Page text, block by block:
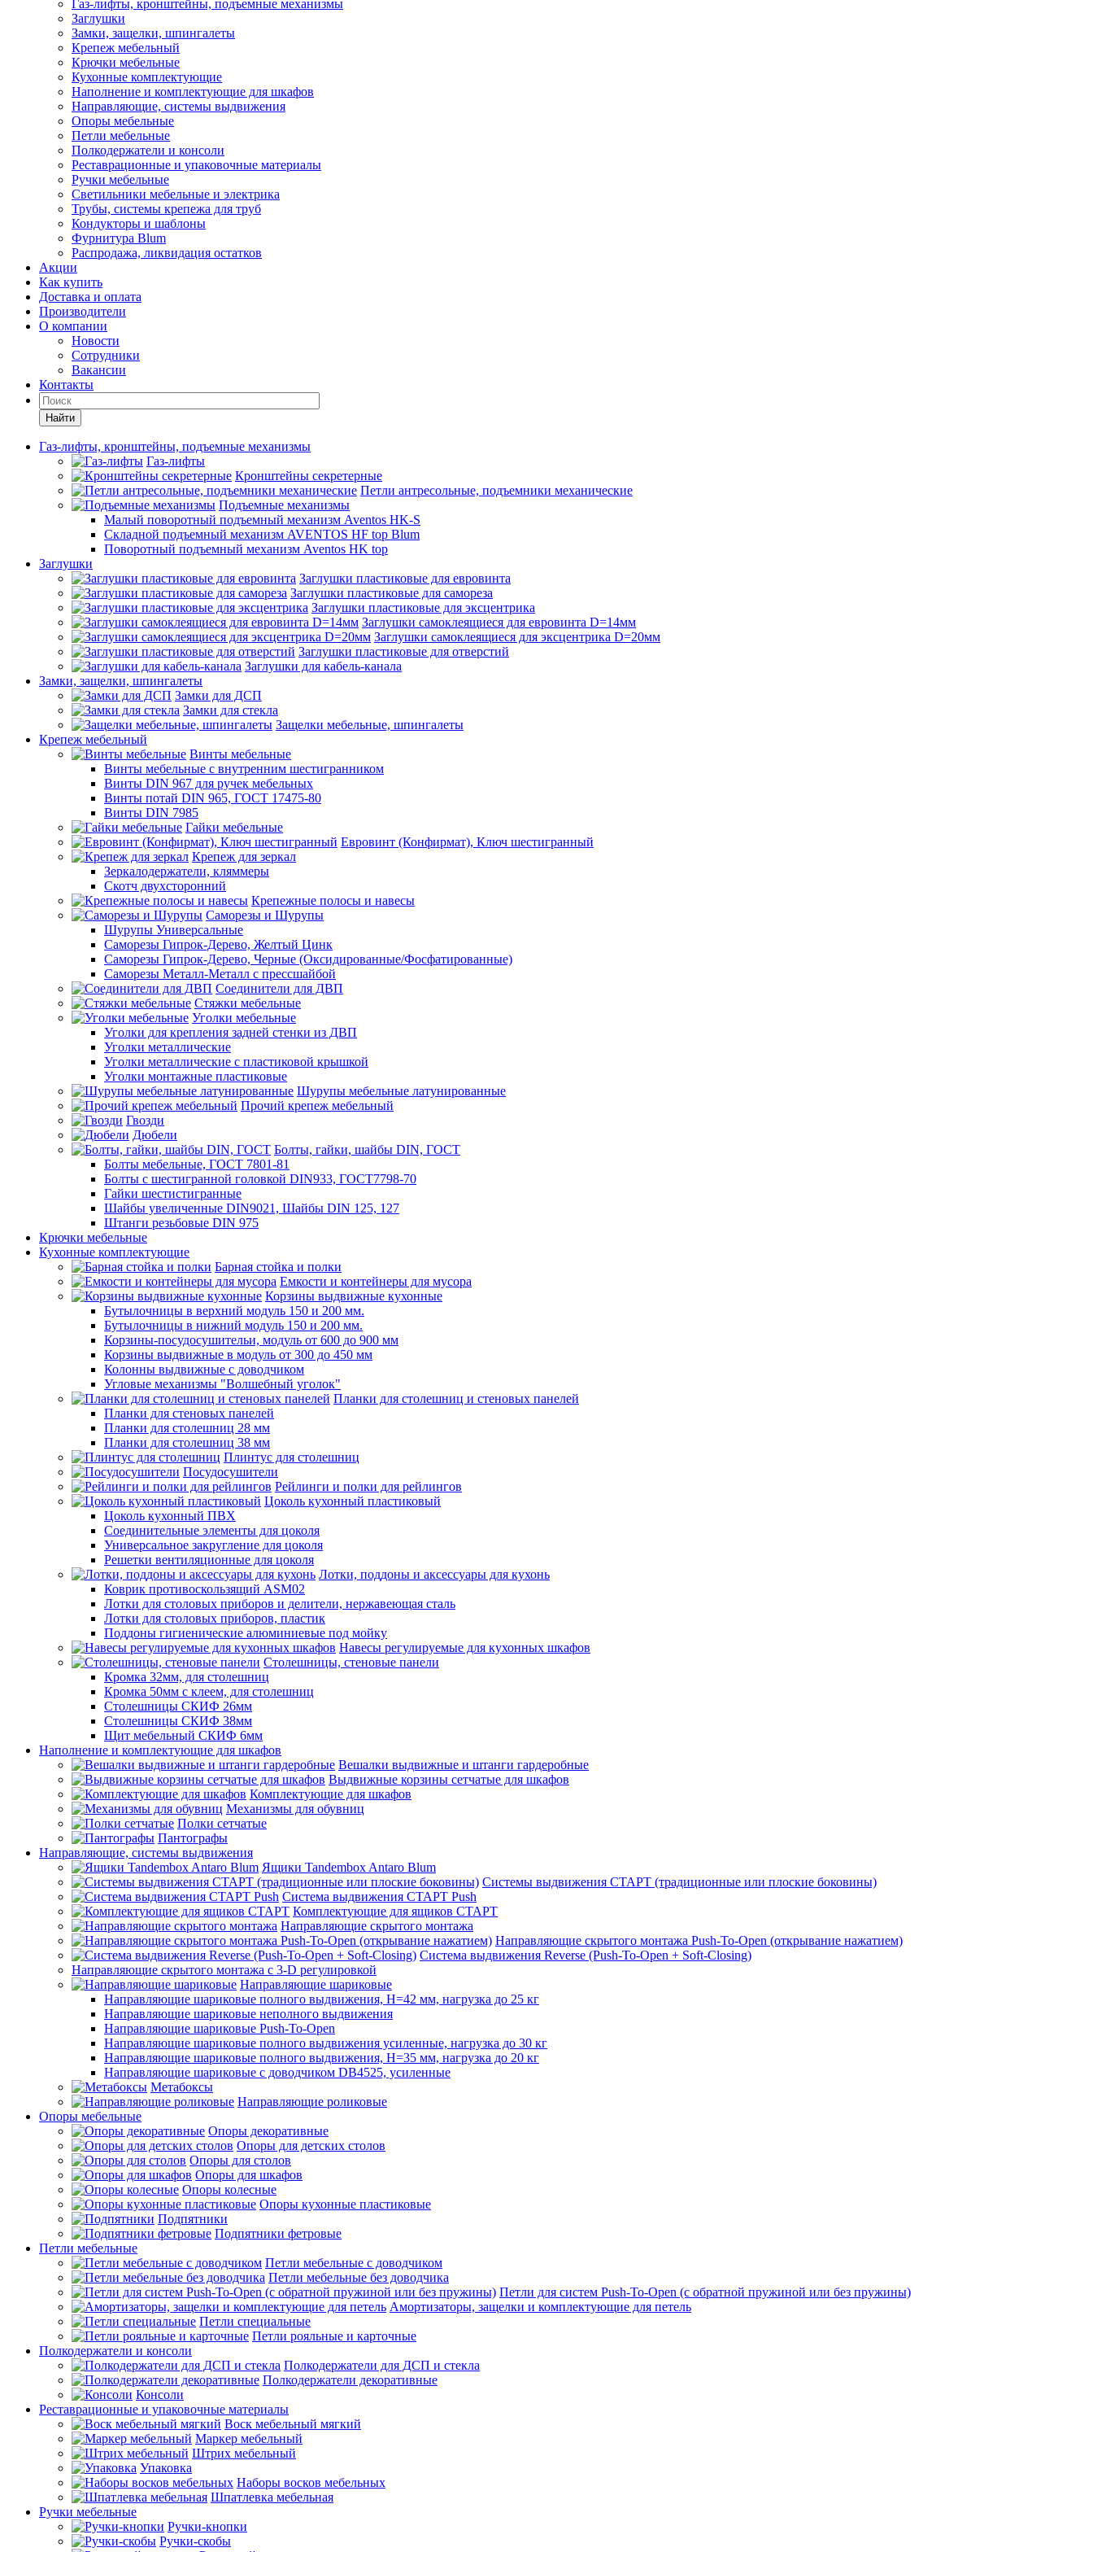
Газ-лифты, кронштейны, подъемные механизмы
Заглушки
Замки, защелки, шпингалеты
Крепеж мебельный
Крючки мебельные
Кухонные комплектующие
Наполнение и комплектующие для шкафов
Направляющие, системы выдвижения
Опоры мебельные
Петли мебельные
Полкодержатели и консоли
Реставрационные и упаковочные материалы
Ручки мебельные
Светильники мебельные и электрика
Трубы, системы крепежа для труб
Кондукторы и шаблоны
Фурнитура Blum
Распродажа, ликвидация остатков
Акции
Как купить
Доставка и оплата
Производители
О компании
Новости
Сотрудники
Вакансии
Контакты
Найти
Газ-лифты, кронштейны, подъемные механизмы
Газ-лифты
Кронштейны секретерные
Петли антресольные, подъемники механические
Подъемные механизмы
Малый поворотный подъемный механизм Aventos HK-S
Складной подъемный механизм AVENTOS HF top Blum
Поворотный подъемный механизм Aventos HK top
Заглушки
Заглушки пластиковые для евровинта
Заглушки пластиковые для самореза
Заглушки пластиковые для эксцентрика
Заглушки самоклеящиеся для евровинта D=14мм
Заглушки самоклеящиеся для эксцентрика D=20мм
Заглушки пластиковые для отверстий
Заглушки для кабель-канала
Замки, защелки, шпингалеты
Замки для ДСП
Замки для стекла
Защелки мебельные, шпингалеты
Крепеж мебельный
Винты мебельные
Винты мебельные с внутренним шестигранником
Винты DIN 967 для ручек мебельных
Винты потай DIN 965, ГОСТ 17475-80
Винты DIN 7985
Гайки мебельные
Евровинт (Конфирмат), Ключ шестигранный
Крепеж для зеркал
Зеркалодержатели, кляммеры
Скотч двухсторонний
Крепежные полосы и навесы
Саморезы и Шурупы
Шурупы Универсальные
Саморезы Гипрок-Дерево, Желтый Цинк
Саморезы Гипрок-Дерево, Черные (Оксидированные/Фосфатированные)
Саморезы Металл-Металл с прессшайбой
Соединители для ДВП
Стяжки мебельные
Уголки мебельные
Уголки для крепления задней стенки из ДВП
Уголки металлические
Уголки металлические с пластиковой крышкой
Уголки монтажные пластиковые
Шурупы мебельные латунированные
Прочий крепеж мебельный
Гвозди
Дюбели
Болты, гайки, шайбы DIN, ГОСТ
Болты мебельные, ГОСТ 7801-81
Болты с шестигранной головкой DIN933, ГОСТ7798-70
Гайки шестистигранные
Шайбы увеличенные DIN9021, Шайбы DIN 125, 127
Штанги резьбовые DIN 975
Крючки мебельные
Кухонные комплектующие
Барная стойка и полки
Емкости и контейнеры для мусора
Корзины выдвижные кухонные
Бутылочницы в верхний модуль 150 и 200 мм.
Бутылочницы в нижний модуль 150 и 200 мм.
Корзины-посудосушительи, модуль от 600 до 900 мм
Корзины выдвижные в модуль от 300 до 450 мм
Колонны выдвижные с доводчиком
Угловые механизмы "Волшебный уголок"
Планки для столешниц и стеновых панелей
Планки для стеновых панелей
Планки для столешниц 28 мм
Планки для столешниц 38 мм
Плинтус для столешниц
Посудосушители
Рейлинги и полки для рейлингов
Цоколь кухонный пластиковый
Цоколь кухонный ПВХ
Соединительные элементы для цоколя
Универсальное закругление для цоколя
Решетки вентиляционные для цоколя
Лотки, поддоны и аксессуары для кухонь
Коврик противоскользящий ASM02
Лотки для столовых приборов и делители, нержавеющая сталь
Лотки для столовых приборов, пластик
Поддоны гигиенические алюминиевые под мойку
Навесы регулируемые для кухонных шкафов
Столешницы, стеновые панели
Кромка 32мм, для столешниц
Кромка 50мм с клеем, для столешниц
Столешницы СКИФ 26мм
Столешницы СКИФ 38мм
Щит мебельный СКИФ 6мм
Наполнение и комплектующие для шкафов
Вешалки выдвижные и штанги гардеробные
Выдвижные корзины сетчатые для шкафов
Комплектующие для шкафов
Механизмы для обувниц
Полки сетчатые
Пантографы
Направляющие, системы выдвижения
Ящики Tandembox Antaro Blum
Системы выдвижения СТАРТ (традиционные или плоские боковины)
Система выдвижения СТАРТ Push
Комплектующие для ящиков СТАРТ
Направляющие скрытого монтажа
Направляющие скрытого монтажа Push-To-Open (открывание нажатием)
Система выдвижения Reverse (Push-To-Open + Soft-Closing)
Направляющие скрытого монтажа с 3-D регулировкой
Направляющие шариковые
Направляющие шариковые полного выдвижения, H=42 мм, нагрузка до 25 кг
Направляющие шариковые неполного выдвижения
Направляющие шариковые Push-To-Open
Направляющие шариковые полного выдвижения усиленные, нагрузка до 30 кг
Направляющие шариковые полного выдвижения, H=35 мм, нагрузка до 20 кг
Направляющие шариковые с доводчиком DB4525, усиленные
Метабоксы
Направляющие роликовые
Опоры мебельные
Опоры декоративные
Опоры для детских столов
Опоры для столов
Опоры для шкафов
Опоры колесные
Опоры кухонные пластиковые
Подпятники
Подпятники фетровые
Петли мебельные
Петли мебельные с доводчиком
Петли мебельные без доводчика
Петли для систем Push-To-Open (с обратной пружиной или без пружины)
Амортизаторы, защелки и комплектующие для петель
Петли специальные
Петли рояльные и карточные
Полкодержатели и консоли
Полкодержатели для ДСП и стекла
Полкодержатели декоративные
Консоли
Реставрационные и упаковочные материалы
Воск мебельный мягкий
Маркер мебельный
Штрих мебельный
Упаковка
Наборы восков мебельных
Шпатлевка мебельная
Ручки мебельные
Ручки-кнопки
Ручки-скобы